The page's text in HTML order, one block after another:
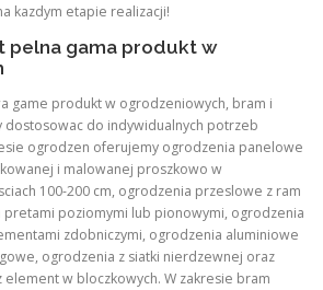
kazdym etapie realizacji!
pelna gama produkt w
game produkt w ogrodzeniowych, bram i
dostosowac do indywidualnych potrzeb
ogrodzen oferujemy ogrodzenia panelowe
i malowanej proszkowo w
100-200 cm, ogrodzenia przeslowe z ram
pretami poziomymi lub pionowymi, ogrodzenia
zdobniczymi, ogrodzenia aluminiowe
ogrodzenia z siatki nierdzewnej oraz
w bloczkowych. W zakresie bram